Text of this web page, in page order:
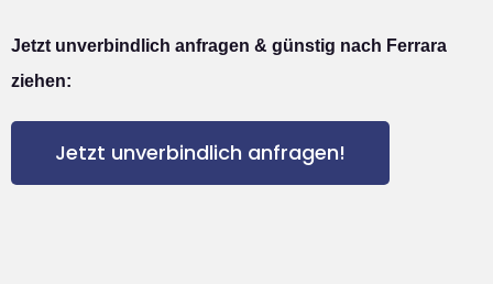
Jetzt unverbindlich anfragen & günstig nach Ferrara
ziehen:
Jetzt unverbindlich anfragen!